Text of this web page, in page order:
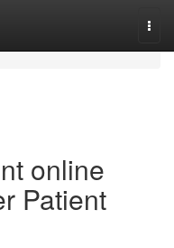
online
Patient